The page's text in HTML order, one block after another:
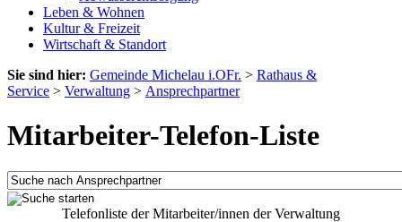
Leben & Wohnen
Kultur & Freizeit
Wirtschaft & Standort
Sie sind hier: Gemeinde Michelau i.OFr. > Rathaus &
Service > Verwaltung > Ansprechpartner
Mitarbeiter-Telefon-Liste
Telefonliste der Mitarbeiter/innen der Verwaltung